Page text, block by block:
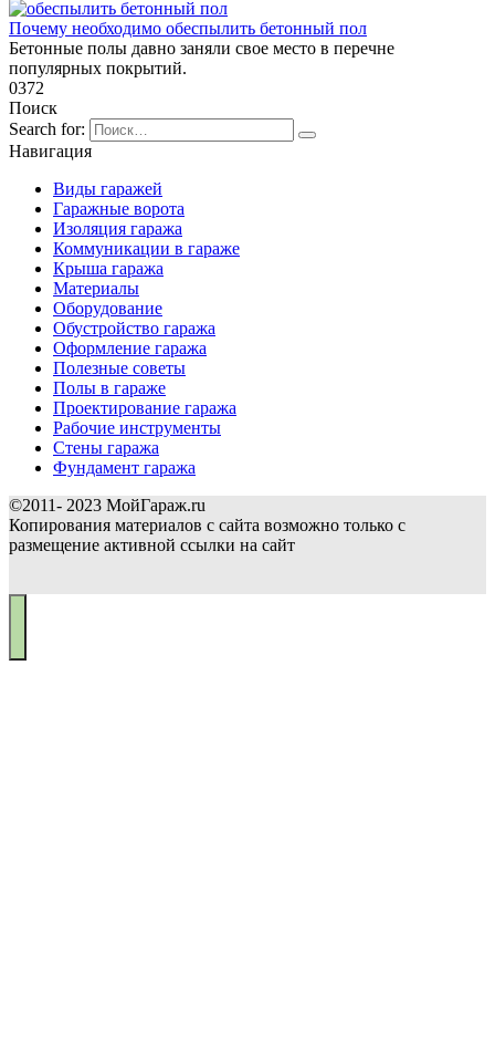
Почему необходимо обеспылить бетонный пол
Бетонные полы давно заняли свое место в перечне
популярных покрытий.
0372
Поиск
Search for:
Навигация
Виды гаражей
Гаражные ворота
Изоляция гаража
Коммуникации в гараже
Крыша гаража
Материалы
Оборудование
Обустройство гаража
Оформление гаража
Полезные советы
Полы в гараже
Проектирование гаража
Рабочие инструменты
Стены гаража
Фундамент гаража
©2011- 2023 МойГараж.ru
Копирования материалов с сайта возможно только с
размещение активной ссылки на сайт